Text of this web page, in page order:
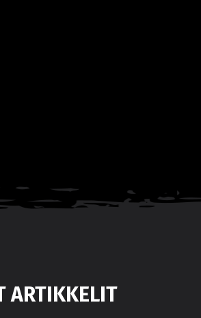
ARTIKKELIT